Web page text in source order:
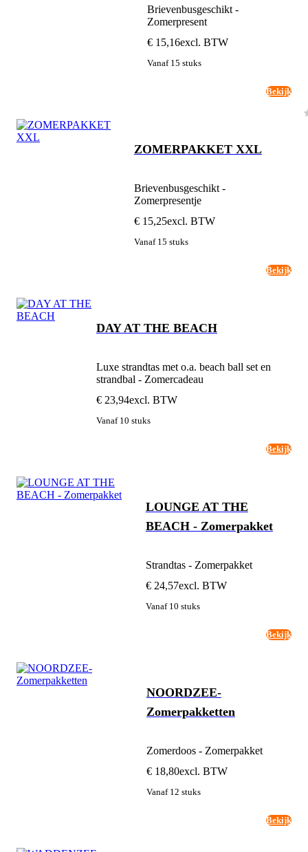
Brievenbusgeschikt -
Zomerpresent
€ 15,16excl. BTW
Vanaf 15 stuks
Bekijk
ZOMERPAKKET XXL
Brievenbusgeschikt -
Zomerpresentje
€ 15,25excl. BTW
Vanaf 15 stuks
Bekijk
DAY AT THE BEACH
Luxe strandtas met o.a. beach ball set en
strandbal - Zomercadeau
€ 23,94excl. BTW
Vanaf 10 stuks
Bekijk
LOUNGE AT THE
BEACH - Zomerpakket
Strandtas - Zomerpakket
€ 24,57excl. BTW
Vanaf 10 stuks
Bekijk
NOORDZEE-
Zomerpakketten
Zomerdoos - Zomerpakket
€ 18,80excl. BTW
Vanaf 12 stuks
Bekijk